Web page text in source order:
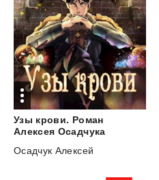
Узы крови. Роман
Алексея Осадчука
Осадчук Алексей